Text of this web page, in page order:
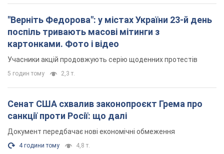
"Верніть Федорова": у містах України 23-й день
поспіль тривають масові мітинги з
картонками. Фото і відео
Учасники акцій продовжують серію щоденних протестів
5 годин тому 2,3 т.
Сенат США схвалив законопроєкт Грема про
санкції проти Росії: що далі
Документ передбачає нові економічні обмеження
4 години тому 4,8 т.